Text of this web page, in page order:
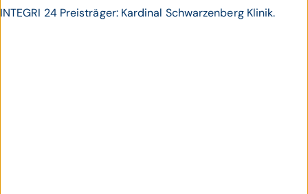
INTEGRI 24 Preisträger: Kardinal Schwarzenberg Klinik.